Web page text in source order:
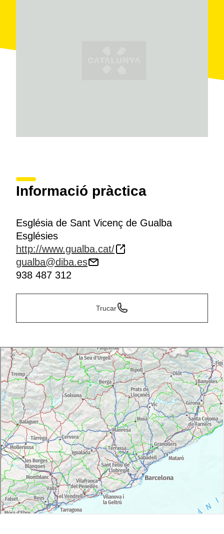
Informació pràctica
Església de Sant Vicenç de Gualba
Esglésies
http://www.gualba.cat/
gualba@diba.es
938 487 312
Trucar